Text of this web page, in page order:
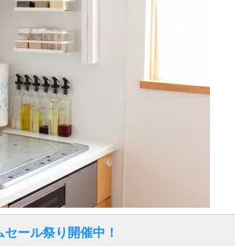
ール祭り開催中！